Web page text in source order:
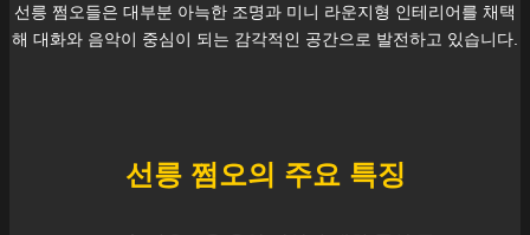
선릉 쩜오들은 대부분 아늑한 조명과 미니 라운지형 인테리어를 채택
해 대화와 음악이 중심이 되는 감각적인 공간으로 발전하고 있습니다.
선릉쩜오의 주요 특징